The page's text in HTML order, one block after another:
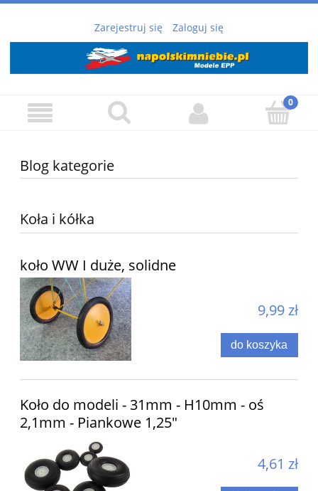
Zarejestruj się Zaloguj się
Blog kategorie
Koła i kółka
koło WW I duże, solidne
9,99 zł
do koszyka
Koło do modeli - 31mm - H10mm - oś
2,1mm - Piankowe 1,25"
4,61 zł